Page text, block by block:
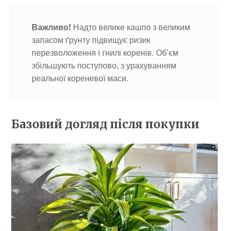
Важливо! Надто велике кашпо з великим
запасом ґрунту підвищує ризик
перезволоження і гнилі коренів. Об’єм
збільшують поступово, з урахуванням
реальної кореневої маси.
Базовий догляд після покупки